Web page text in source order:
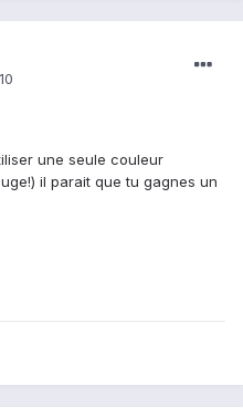
une seule couleur
il parait que tu gagnes un